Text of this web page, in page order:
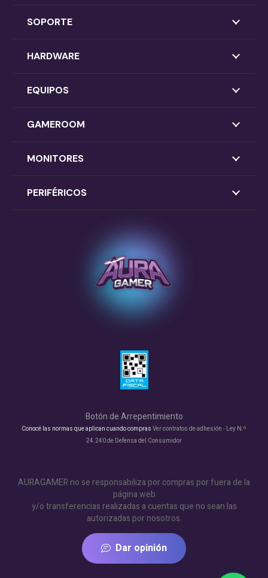
SOPORTE
HARDWARE
EQUIPOS
GAMEROOM
MONITORES
PERIFÉRICOS
Botón de Arrepentimiento
Conocé las normas que aplican cuando compras Ver contratos de adhesión - Ley N.º
24.240 de Defensa del Consumidor
AURAGAMER no se responsabiliza por compras por fuera de la
página web
y/o transferencias realizadas a cuentas que no sean las
autorizadas por nosotros.
Dar opinión